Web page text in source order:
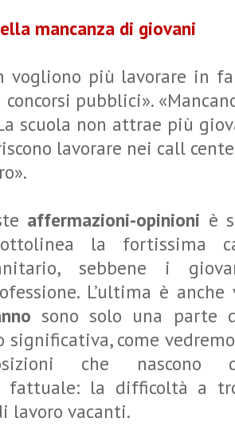
mancanza di giovani
vogliono più lavorare in
pubblici».
scuola non attrae più
lavorare nei call
affermazioni-opinioni è
la fortissima
sebbene i
L’ultima è
sono solo una parte
significativa, come
che nascono
fattuale: la difficoltà a
lavoro vacanti.